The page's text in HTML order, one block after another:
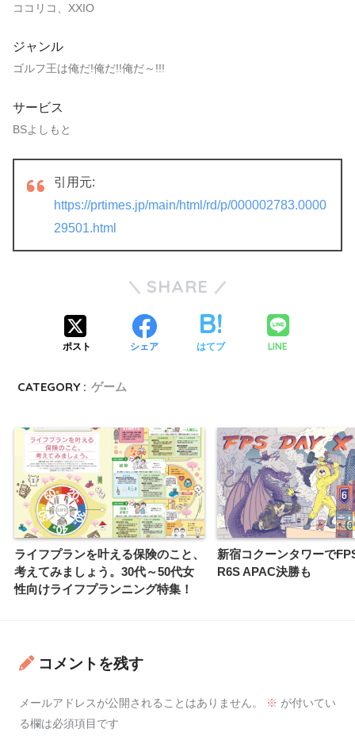
ココリコ、XXIO
ジャンル
ゴルフ王は俺だ!俺だ!!俺だ～!!!
サービス
BSよしもと
引用元:
https://prtimes.jp/main/html/rd/p/000002783.0000
29501.html
SHARE
ポスト シェア はてブ LINE
CATEGORY : ゲーム
ライフプランを叶える保険のこと、
考えてみましょう。30代～50代女
性向けライフプランニング特集！
新宿コクーンタワーで
R6S APAC決勝も
コメントを残す
メールアドレスが公開されることはありません。 ※ が付いてい
る欄は必須項目です